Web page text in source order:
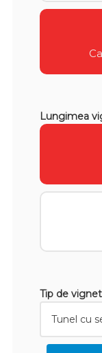
Lungimea
Tip de